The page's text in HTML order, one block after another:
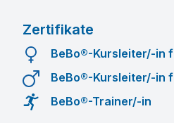
Zertifikate
BeBo®-Kursleiter/-in
BeBo®-Kursleiter/-in
BeBo®-Trainer/-in